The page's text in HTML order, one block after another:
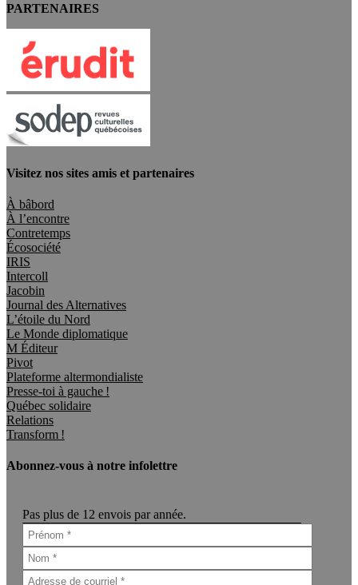
PARTENAIRES
Visitez nos sites amis et partenaires
À bâbord
À l’encontre
Contretemps
Écosociété
IRIS
Intercoll
Jacobin
Journal des Alternatives
L’étoile du Nord
Le Monde diplomatique
M Éditeur
Pivot
Plateforme altermondialiste
Presse-toi à gauche !
Québec solidaire
Relations
Transform !
Abonnez-vous à notre infolettre
Pas plus de 12 envois par année.